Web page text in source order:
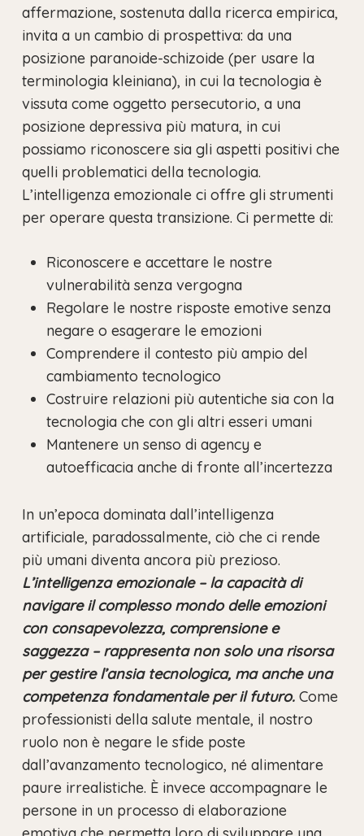
affermazione, sostenuta dalla ricerca empirica,
invita a un cambio di prospettiva: da una
posizione paranoide-schizoide (per usare la
terminologia kleiniana), in cui la tecnologia è
vissuta come oggetto persecutorio, a una
posizione depressiva più matura, in cui
possiamo riconoscere sia gli aspetti positivi che
quelli problematici della tecnologia.
L’intelligenza emozionale ci offre gli strumenti
per operare questa transizione. Ci permette di:
Riconoscere e accettare le nostre
vulnerabilità senza vergogna
Regolare le nostre risposte emotive senza
negare o esagerare le emozioni
Comprendere il contesto più ampio del
cambiamento tecnologico
Costruire relazioni più autentiche sia con la
tecnologia che con gli altri esseri umani
Mantenere un senso di agency e
autoefficacia anche di fronte all’incertezza
In un’epoca dominata dall’intelligenza
artificiale, paradossalmente, ciò che ci rende
più umani diventa ancora più prezioso.
L’intelligenza emozionale – la capacità di
navigare il complesso mondo delle emozioni
con consapevolezza, comprensione e
saggezza – rappresenta non solo una risorsa
per gestire l’ansia tecnologica, ma anche una
competenza fondamentale per il futuro. Come
professionisti della salute mentale, il nostro
ruolo non è negare le sfide poste
dall’avanzamento tecnologico, né alimentare
paure irrealistiche. È invece accompagnare le
persone in un processo di elaborazione